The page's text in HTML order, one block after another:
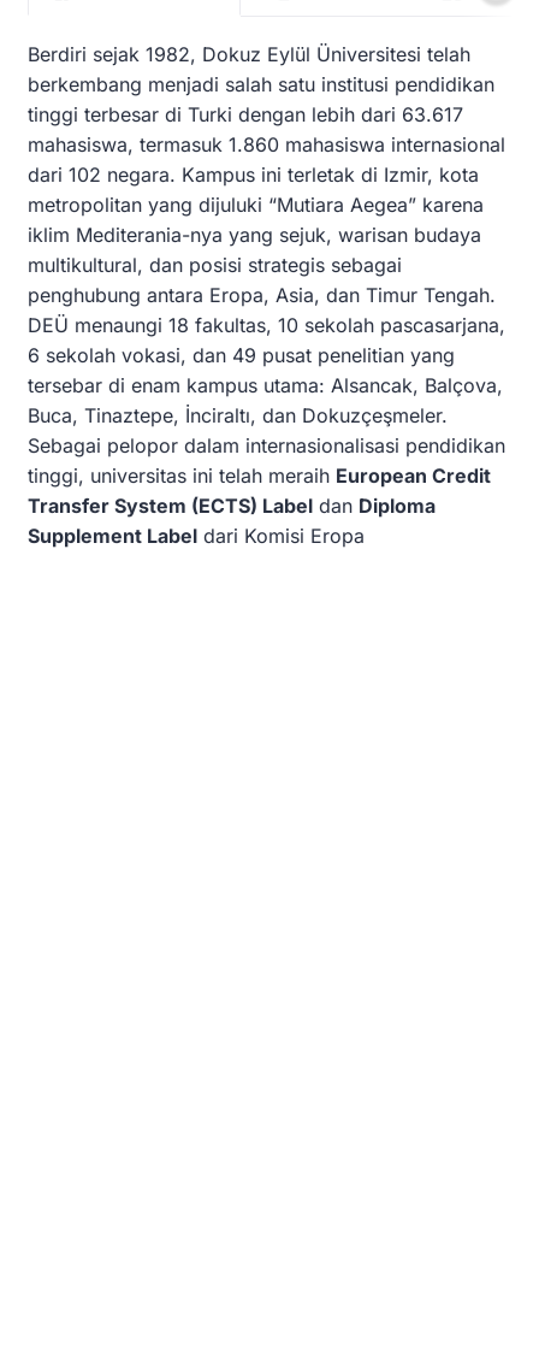
Berdiri sejak 1982, Dokuz Eylül Üniversitesi telah
berkembang menjadi salah satu institusi pendidikan
tinggi terbesar di Turki dengan lebih dari 63.617
mahasiswa, termasuk 1.860 mahasiswa internasional
dari 102 negara. Kampus ini terletak di Izmir, kota
metropolitan yang dijuluki “Mutiara Aegea” karena
iklim Mediterania-nya yang sejuk, warisan budaya
multikultural, dan posisi strategis sebagai
penghubung antara Eropa, Asia, dan Timur Tengah.
DEÜ menaungi 18 fakultas, 10 sekolah pascasarjana,
6 sekolah vokasi, dan 49 pusat penelitian yang
tersebar di enam kampus utama: Alsancak, Balçova,
Buca, Tinaztepe, İnciraltı, dan Dokuzçeşmeler.
Sebagai pelopor dalam internasionalisasi pendidikan
tinggi, universitas ini telah meraih European Credit
Transfer System (ECTS) Label dan Diploma
Supplement Label dari Komisi Eropa